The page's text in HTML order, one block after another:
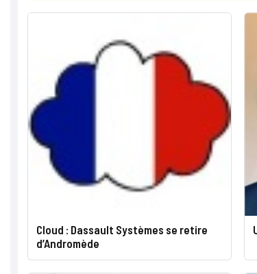
Cloud : Dassault Systèmes se retire
d’Andromède